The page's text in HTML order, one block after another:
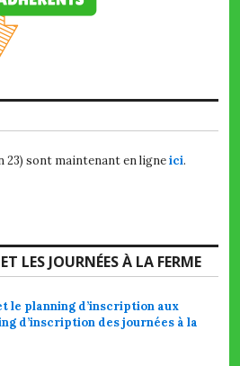
23) sont maintenant en ligneici.
LES JOURNÉES À LA FERME
le planning d’inscription aux
d’inscription des journées à la